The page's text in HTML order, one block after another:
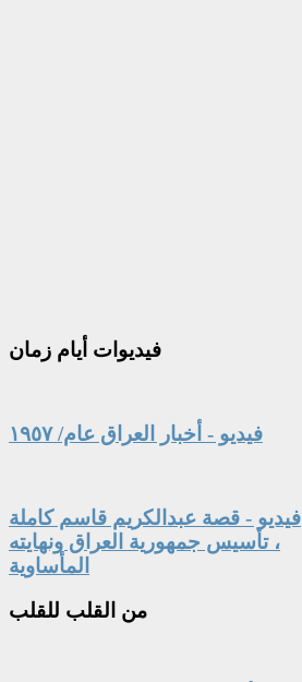
فيديوات أيام زمان
فيديو - أخبار العراق عام/ ١٩٥٧
فيديو - قصة عبدالكريم قاسم كاملة
، تأسيس جمهورية العراق ونهايته
المأساوية
من القلب للقلب